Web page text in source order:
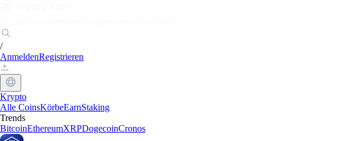
/
AnmeldenRegistrieren
Krypto
Alle CoinsKörbeEarnStaking
Trends
BitcoinEthereumXRPDogecoinCronos